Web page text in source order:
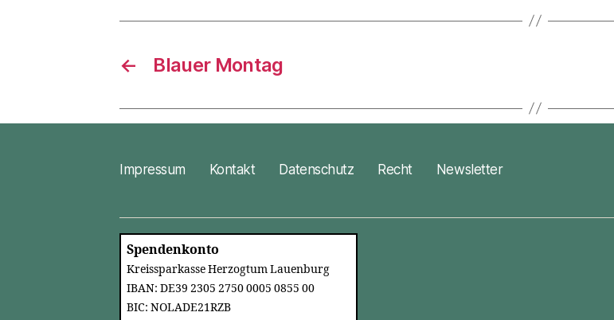
← Blauer Montag
Impressum Kontakt Datenschutz Recht Newsletter
Spendenkonto
Kreissparkasse Herzogtum Lauenburg
IBAN: DE39 2305 2750 0005 0855 00
BIC: NOLADE21RZB